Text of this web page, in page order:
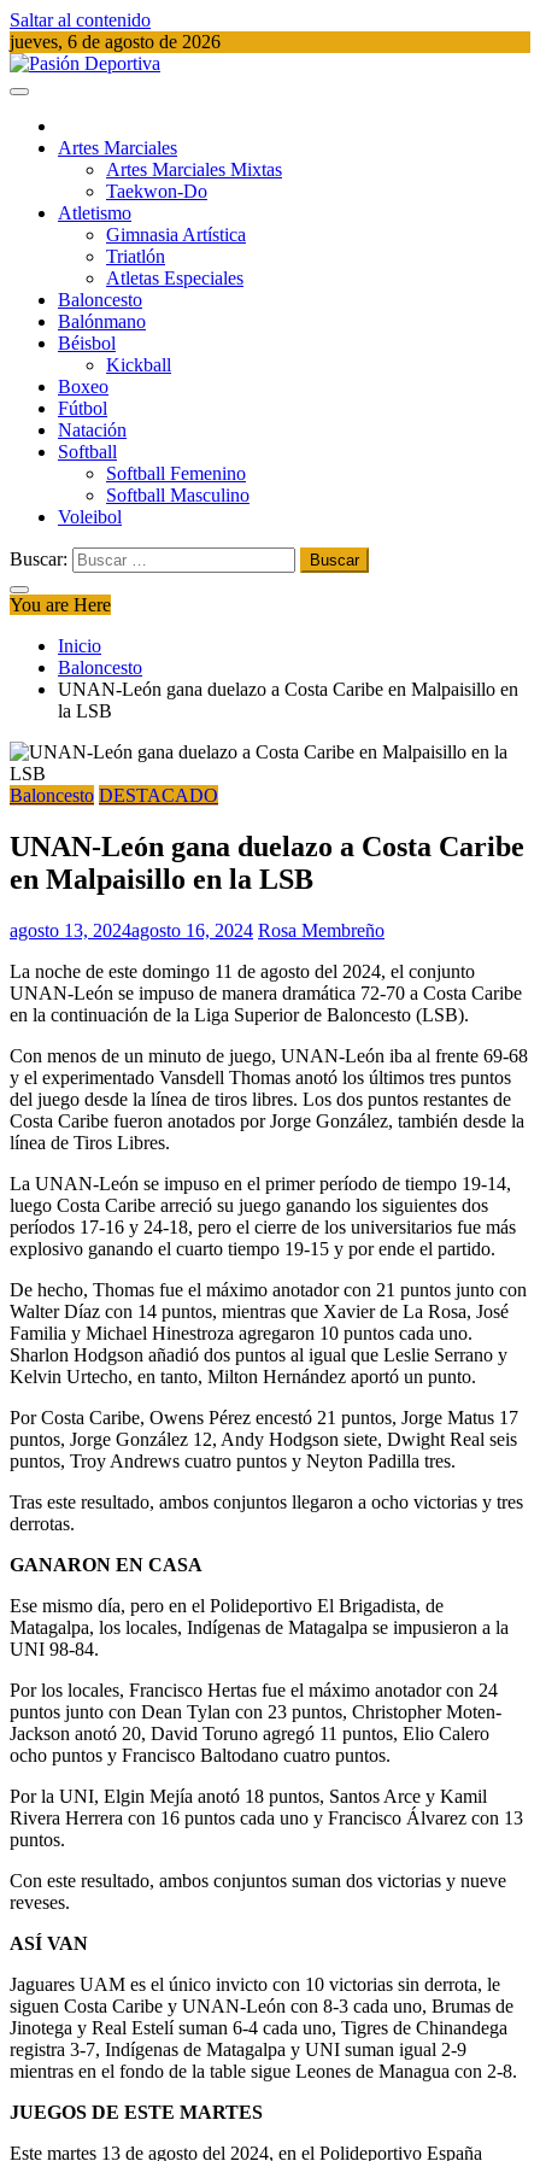
Saltar al contenido
jueves, 6 de agosto de 2026
Artes Marciales
Artes Marciales Mixtas
Taekwon-Do
Atletismo
Gimnasia Artística
Triatlón​
Atletas Especiales
Baloncesto
Balónmano
Béisbol
Kickball​
Boxeo
Fútbol
Natación​
Softball​
Softball​ Femenino
Softball​ Masculino
Voleibol​
Buscar:
You are Here
Inicio
Baloncesto
UNAN-León gana duelazo a Costa Caribe en Malpaisillo en
la LSB
Baloncesto DESTACADO
UNAN-León gana duelazo a Costa Caribe
en Malpaisillo en la LSB
agosto 13, 2024agosto 16, 2024 Rosa Membreño
La noche de este domingo 11 de agosto del 2024, el conjunto
UNAN-León se impuso de manera dramática 72-70 a Costa Caribe
en la continuación de la Liga Superior de Baloncesto (LSB).
Con menos de un minuto de juego, UNAN-León iba al frente 69-68
y el experimentado Vansdell Thomas anotó los últimos tres puntos
del juego desde la línea de tiros libres. Los dos puntos restantes de
Costa Caribe fueron anotados por Jorge González, también desde la
línea de Tiros Libres.
La UNAN-León se impuso en el primer período de tiempo 19-14,
luego Costa Caribe arreció su juego ganando los siguientes dos
períodos 17-16 y 24-18, pero el cierre de los universitarios fue más
explosivo ganando el cuarto tiempo 19-15 y por ende el partido.
De hecho, Thomas fue el máximo anotador con 21 puntos junto con
Walter Díaz con 14 puntos, mientras que Xavier de La Rosa, José
Familia y Michael Hinestroza agregaron 10 puntos cada uno.
Sharlon Hodgson añadió dos puntos al igual que Leslie Serrano y
Kelvin Urtecho, en tanto, Milton Hernández aportó un punto.
Por Costa Caribe, Owens Pérez encestó 21 puntos, Jorge Matus 17
puntos, Jorge González 12, Andy Hodgson siete, Dwight Real seis
puntos, Troy Andrews cuatro puntos y Neyton Padilla tres.
Tras este resultado, ambos conjuntos llegaron a ocho victorias y tres
derrotas.
GANARON EN CASA
Ese mismo día, pero en el Polideportivo El Brigadista, de
Matagalpa, los locales, Indígenas de Matagalpa se impusieron a la
UNI 98-84.
Por los locales, Francisco Hertas fue el máximo anotador con 24
puntos junto con Dean Tylan con 23 puntos, Christopher Moten-
Jackson anotó 20, David Toruno agregó 11 puntos, Elio Calero
ocho puntos y Francisco Baltodano cuatro puntos.
Por la UNI, Elgin Mejía anotó 18 puntos, Santos Arce y Kamil
Rivera Herrera con 16 puntos cada uno y Francisco Álvarez con 13
puntos.
Con este resultado, ambos conjuntos suman dos victorias y nueve
reveses.
ASÍ VAN
Jaguares UAM es el único invicto con 10 victorias sin derrota, le
siguen Costa Caribe y UNAN-León con 8-3 cada uno, Brumas de
Jinotega y Real Estelí suman 6-4 cada uno, Tigres de Chinandega
registra 3-7, Indígenas de Matagalpa y UNI suman igual 2-9
mientras en el fondo de la table sigue Leones de Managua con 2-8.
JUEGOS DE ESTE MARTES
Este martes 13 de agosto del 2024, en el Polideportivo España